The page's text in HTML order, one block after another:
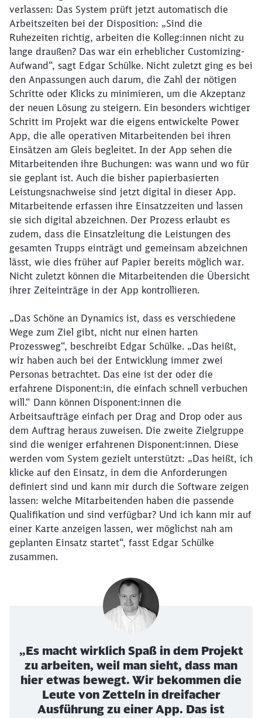
verlassen: Das System prüft jetzt automatisch die
Arbeitszeiten bei der Disposition: „Sind die
Ruhezeiten richtig, arbeiten die Kolleg:innen nicht zu
lange draußen? Das war ein erheblicher Customizing-
Aufwand“, sagt Edgar Schülke. Nicht zuletzt ging es bei
den Anpassungen auch darum, die Zahl der nötigen
Schritte oder Klicks zu minimieren, um die Akzeptanz
der neuen Lösung zu steigern. Ein besonders wichtiger
Schritt im Projekt war die eigens entwickelte Power
App, die alle operativen Mitarbeitenden bei ihren
Einsätzen am Gleis begleitet. In der App sehen die
Mitarbeitenden ihre Buchungen: was wann und wo für
sie geplant ist. Auch die bisher papierbasierten
Leistungsnachweise sind jetzt digital in dieser App.
Mitarbeitende erfassen ihre Einsatzzeiten und lassen
sie sich digital abzeichnen. Der Prozess erlaubt es
zudem, dass die Einsatzleitung die Leistungen des
gesamten Trupps einträgt und gemeinsam abzeichnen
lässt, wie dies früher auf Papier bereits möglich war.
Nicht zuletzt können die Mitarbeitenden die Übersicht
ihrer Zeiteinträge in der App kontrollieren.
„Das Schöne an Dynamics ist, dass es verschiedene
Wege zum Ziel gibt, nicht nur einen harten
Prozessweg“, beschreibt Edgar Schülke. „Das heißt,
wir haben auch bei der Entwicklung immer zwei
Personas betrachtet. Das eine ist der oder die
erfahrene Disponent:in, die einfach schnell verbuchen
will.“ Dann können Disponent:innen die
Arbeitsaufträge einfach per Drag and Drop oder aus
dem Auftrag heraus zuweisen. Die zweite Zielgruppe
sind die weniger erfahrenen Disponent:innen. Diese
werden vom System gezielt unterstützt: „Das heißt, ich
klicke auf den Einsatz, in dem die Anforderungen
definiert sind und kann mir durch die Software zeigen
lassen: welche Mitarbeitenden haben die passende
Qualifikation und sind verfügbar? Und ich kann mir auf
einer Karte anzeigen lassen, wer möglichst nah am
geplanten Einsatz startet“, fasst Edgar Schülke
zusammen.
„Es macht wirklich Spaß in dem Projekt
zu arbeiten, weil man sieht, dass man
hier etwas bewegt. Wir bekommen die
Leute von Zetteln in dreifacher
Ausführung zu einer App. Das ist